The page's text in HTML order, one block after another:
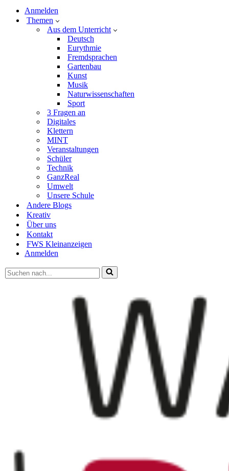
Anmelden
Themen
Aus dem Unterricht
Deutsch
Eurythmie
Fremdsprachen
Gartenbau
Kunst
Musik
Naturwissenschaften
Sport
3 Fragen an
Digitales
Klettern
MINT
Veranstaltungen
Schüler
Technik
GanzReal
Umwelt
Unsere Schule
Andere Blogs
Kreativ
Über uns
Kontakt
FWS Kleinanzeigen
Anmelden
Suchen
nach …